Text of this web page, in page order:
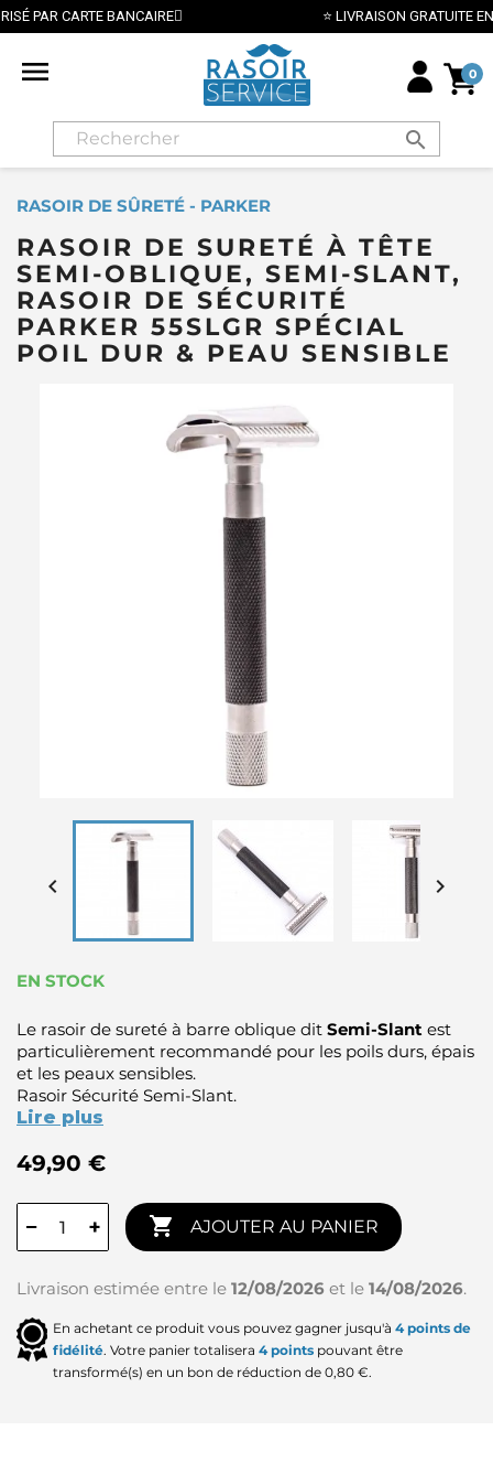
⭐ LIVRAISON GRATUITE EN FRANCE MÉTROPOLITAINE DÈS 70€ ⭐
 0
search
RASOIR DE SÛRETÉ - PARKER
RASOIR DE SURETÉ À TÊTE
SEMI-OBLIQUE, SEMI-SLANT,
RASOIR DE SÉCURITÉ
PARKER 55SLGR SPÉCIAL
POIL DUR & PEAU SENSIBLE
 
EN STOCK
Le rasoir de sureté à barre oblique dit Semi-Slant est
particulièrement recommandé pour les poils durs, épais
et les peaux sensibles.
Rasoir Sécurité Semi-Slant.
Lire plus
49,90 €
− +  AJOUTER AU PANIER
Livraison estimée entre le 12/08/2026 et le 14/08/2026.
En achetant ce produit vous pouvez gagner jusqu'à 4points de
fidélité. Votre panier totalisera 4points pouvant être
transformé(s) en un bon de réduction de 0,80 €.